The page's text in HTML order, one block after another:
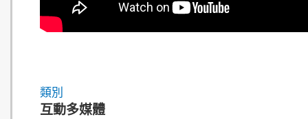
類別
互動多媒體